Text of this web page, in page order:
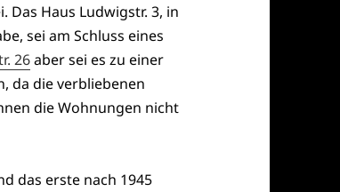
Das Haus Ludwigstr. 3, in
sei am Schluss eines
26aber sei es zu einer
da die verbliebenen
die Wohnungen nicht
das erste nach 1945